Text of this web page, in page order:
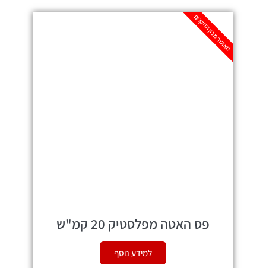
פס האטה מפלסטיק 20 קמ"ש
למידע נוסף
מאושר מכון התקנים